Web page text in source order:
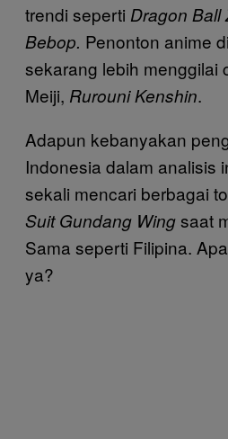
trendi seperti Dragon Ball
Bebop. Penonton anime
sekarang lebih menggilai
Meiji, Rurouni Kenshin.
Adapun kebanyakan
Indonesia dalam analisis
sekali mencari berbagai
Suit Gundang Wingsaat
Sama seperti Filipina.
ya?